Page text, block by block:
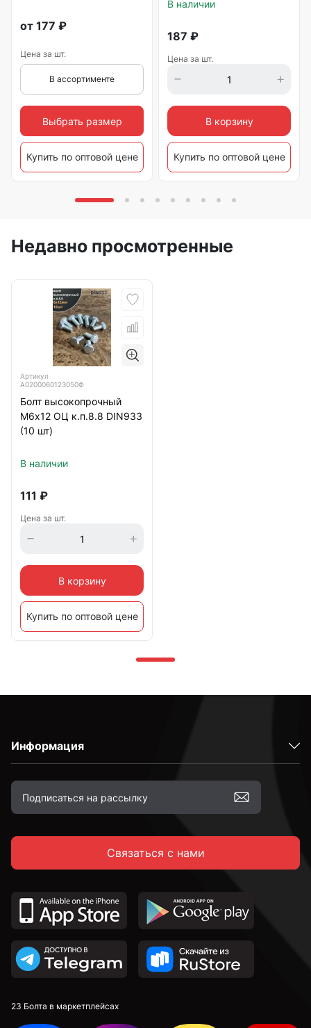
от 177 ₽
Цена за шт.
В ассортименте
Выбрать размер
Купить по оптовой цене
В наличии
187 ₽
Цена за шт.
В корзину
Купить по оптовой цене
Недавно просмотренные
Артикул
А0200060123050Ф
Болт высокопрочный
М6х12 ОЦ к.п.8.8 DIN933
(10 шт)
В наличии
111 ₽
Цена за шт.
В корзину
Купить по оптовой цене
Информация
Связаться с нами
23 Болта в маркетплейсах